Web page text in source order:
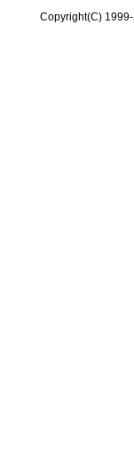
Copyright(C)